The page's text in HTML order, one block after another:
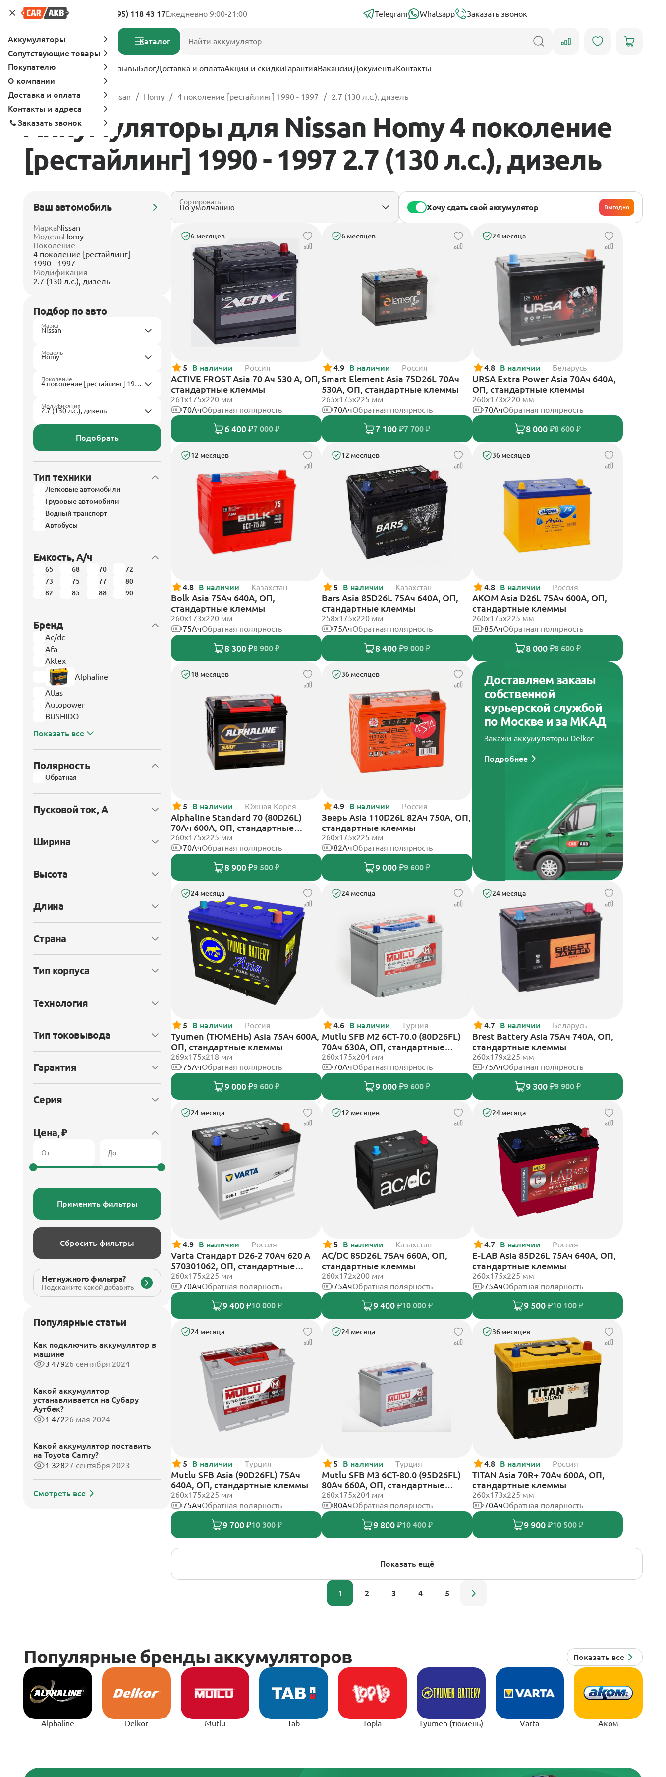
Адреса магазинов 8 (495) 118 43 17Ежедневно 9:00-21:00 Telegram Whatsapp Заказать звонок
Каталог
Услуги Вопрос-ответ ОтзывыБлогДоставка и оплатаАкции и скидкиГарантияВакансииДокументыКонтакты
Главная Каталог Nissan Homy 4 поколение [рестайлинг] 1990 - 1997 2.7 (130 л.с.), дизель
Аккумуляторы для Nissan Homy 4 поколение
[рестайлинг] 1990 - 1997 2.7 (130 л.с.), дизель
Ваш автомобиль
МаркаNissan
МодельHomy
Поколение
4 поколение [рестайлинг]
1990 - 1997
Модификация
2.7 (130 л.с.), дизель
Подбор по авто
Марка
Модель
Поколение
Модификация
Подобрать
Тип техники
Легковые автомобили
Грузовые автомобили
Водный транспорт
Автобусы
Емкость, А/ч
65 68 70
72
73
75 77
80
82
85 88 90
Бренд
Ac/dc
Afa
Aktex
Alphaline
Atlas
Autopower
BUSHIDO
Показать все
Полярность
Обратная
Пусковой ток, А
Ширина
Высота
Длина
Страна
Тип корпуса
Технология
Тип токовывода
Гарантия
Серия
Цена, ₽
Применить фильтры
Сбросить фильтры
Нет нужного фильтра?
Подскажите какой добавить
Популярные статьи
Как подключить аккумулятор в
машине
3 47926 сентября 2024
Какой аккумулятор
устанавливается на Субару
Аутбек?
1 47226 мая 2024
Какой аккумулятор поставить
на Toyota Camry?
1 32827 сентября 2023
Смотреть все
Сортировать
Хочу сдать свой аккумулятор Выгодно
6 месяцев
5 В наличии Россия
ACTIVE FROST Asia 70 Ач 530 А, ОП,
стандартные клеммы
261x175x220 мм
70АчОбратная полярность
6 400 ₽7 000 ₽
6 месяцев
4.9 В наличии Россия
Smart Element Asia 75D26L 70Ач
530А, ОП, стандартные клеммы
265x175x225 мм
70АчОбратная полярность
7 100 ₽7 700 ₽
24 месяца
4.8 В наличии Беларусь
URSA Extra Power Asia 70Ач 640А,
ОП, стандартные клеммы
260x173x220 мм
70АчОбратная полярность
8 000 ₽8 600 ₽
12 месяцев
4.8 В наличии Казахстан
Bolk Asia 75Ач 640А, ОП,
стандартные клеммы
260x173x220 мм
75АчОбратная полярность
8 300 ₽8 900 ₽
12 месяцев
5 В наличии Казахстан
Bars Asia 85D26L 75Ач 640А, ОП,
стандартные клеммы
258х175х220 мм
75АчОбратная полярность
8 400 ₽9 000 ₽
36 месяцев
4.8 В наличии Россия
АКОМ Asia D26L 75Ач 600А, ОП,
стандартные клеммы
260x175x225 мм
85АчОбратная полярность
8 000 ₽8 600 ₽
18 месяцев
5 В наличии Южная Корея
Alphaline Standard 70 (80D26L)
70Ач 600А, ОП, стандартные
клеммы
260х175х225 мм
70АчОбратная полярность
8 900 ₽9 500 ₽
36 месяцев
4.9 В наличии Россия
Зверь Asia 110D26L 82Ач 750А, ОП,
стандартные клеммы
260x175x225 мм
82АчОбратная полярность
9 000 ₽9 600 ₽
Доставляем заказы
собственной
курьерской службой
по Москве и за МКАД
Закажи аккумуляторы Delkor
Подробнее
24 месяца
5 В наличии Россия
Tyumen (ТЮМЕНЬ) Asia 75Ач 600А,
ОП, стандартные клеммы
269х175х218 мм
75АчОбратная полярность
9 000 ₽9 600 ₽
24 месяца
4.6 В наличии Турция
Mutlu SFB M2 6СТ-70.0 (80D26FL)
70Ач 630А, ОП, стандартные
клеммы
260х175х204 мм
70АчОбратная полярность
9 000 ₽9 600 ₽
24 месяца
4.7 В наличии Беларусь
Brest Battery Asia 75Ач 740А, ОП,
стандартные клеммы
260х179х225 мм
75АчОбратная полярность
9 300 ₽9 900 ₽
24 месяца
4.9 В наличии Россия
Varta Стандарт D26-2 70Ач 620 A
570301062, ОП, стандартные
клеммы
260х175х225 мм
70АчОбратная полярность
9 400 ₽10 000 ₽
12 месяцев
5 В наличии Казахстан
AC/DC 85D26L 75Ач 660А, ОП,
стандартные клеммы
260x172x200 мм
75АчОбратная полярность
9 400 ₽10 000 ₽
24 месяца
4.7 В наличии Россия
E-LAB Asia 85D26L 75Ач 640А, ОП,
стандартные клеммы
260х175х225 мм
75АчОбратная полярность
9 500 ₽10 100 ₽
24 месяца
5 В наличии Турция
Mutlu SFB Asia (90D26FL) 75Ач
640А, ОП, стандартные клеммы
260х175х225 мм
75АчОбратная полярность
9 700 ₽10 300 ₽
24 месяца
5 В наличии Турция
Mutlu SFB M3 6СТ-80.0 (95D26FL)
80Ач 660А, ОП, стандартные
клеммы
260х175х204 мм
80АчОбратная полярность
9 800 ₽10 400 ₽
36 месяцев
4.8 В наличии Россия
TITAN Asia 70R+ 70Ач 600А, ОП,
стандартные клеммы
260x173x225 мм
70АчОбратная полярность
9 900 ₽10 500 ₽
Показать ещё
1 2 3 4 5
Alphaline Delkor Mutlu Tab Topla Tyumen (тюмень) Varta Аком
Аккумуляторы
Сопутствующие товары
Покупателю
О компании
Доставка и оплата
Контакты и адреса
Заказать звонок